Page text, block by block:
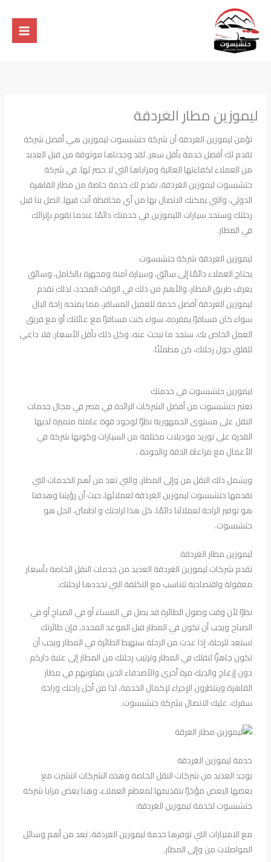
المحتوى
ليموزين مطار الغردقة
تؤمن ليموزين الغردقة أن شركة حتشبسوت ليموزين هي أفضل شركة
تقدم لك أفضل خدمة بأقل سعر. لقد وجدناها موثوقة من قبل العديد
من العملاء لكفاءتها العالية ومزاياها التي لا حصر لها. في شركة
حتشبسوت ليموزين الغردقة، نقدم لك خدمة خاصة من مطار القاهرة
الدولي، والتي يمكنك الاتصال بها من أي محافظة أنت فيها. اتصل بنا قبل
رحلتك وستجد سيارات الليموزين في خدمتك دائمًا عندما تقوم بإنزالك
في المطار.
ليموزين الغردقة شركة حتشبسوت
يحتاج العملاء دائمًا إلى سائق، وسيارة آمنة ومجهزة بالكامل، وسائق
يعرف طريق المطار، والأهم من ذلك في الوقت المحدد، لذلك تقدم
ليموزين الغردقة أفضل خدمة للعميل المسافر، مما يمنحه راحة البال
سواء كان مسافرًا بمفرده، سواء كنت مسافرًا مع عائلتك أو مع فريق
العمل الخاص بك، ستجد ما تبحث عنه، وكل ذلك بأقل الأسعار، فلا داعي
للقلق حول رحلتك، كن مطمئنًا.
ليموزين حتشبسوت في خدمتك
تعتبر حتشبسوت من أفضل الشركات الرائدة في مصر في مجال خدمات
النقل على مستوى الجمهورية نظرًا لوجود قوة عاملة متميزة لديها
القدرة على توريد موديلات مختلفة من السيارات وكونها شركة في
الأعمال مع مراعاة الدقة والجودة .
ويشمل ذلك النقل من وإلى المطار، والتي تعد من أهم الخدمات التي
تقدمها حتشبسوت ليموزين الغردقة لعملائها، حيث أن رؤيتنا وهدفنا
هو توفير الراحة لعملائنا دائمًا. كل هذا لراحتك و اطمئن، الحل هو
حتشبسوت.
ليموزين مطار الغردقة
تقدم شركات ليموزين الغردقة العديد من خدمات النقل الخاصة بأسعار
معقولة واقتصادية تتناسب مع التكلفة التي تحددها لرحلتك.
نظرًا لأن وقت وصول الطائرة قد يصل في المساء أو في الصباح أو في
الصباح ويجب أن تكون في المطار قبل الموعد المحدد، فإن طائرتك
تستعد للرحلة، إذا عدت من الرحلة ستهبط الطائرة في المطار ويجب أن
تكون جاهزًا لنقلك في المطار وترتيب رحلتك من المطار إلى عتبة داركم
دون إزعاج والديك مرة أخرى والأصدقاء الذين يقبلونهم في مطار
القاهرة وينتظرون الإجراء لإكمال الخدمة، لذا من أجل راحتك وراحة
سفرك، عليك الاتصال بشركة حتشبسوت.
خدمة ليموزين الغردقة
يوجد العديد من شركات النقل الخاصة وهذه الشركات انتشرت مع
بعضها البعض مؤخرًا بتقديمها لمعظم العملاء، وهنا بعض مزايا شركة
حتشبسوت لخدمة ليموزين الغردقة:
مع الامتيازات التي توفرها خدمة ليموزين الغردقة، تعد من أهم وسائل
المواصلات من وإلى المطار.